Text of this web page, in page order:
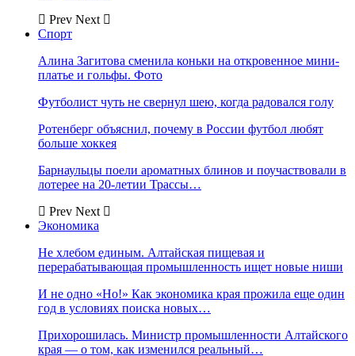
Prev Next
Спорт
Алина Загитова сменила коньки на откровенное мини-
платье и гольфы. Фото
Футболист чуть не свернул шею, когда радовался голу
Ротенберг объяснил, почему в России футбол любят
больше хоккея
Барнаульцы поели ароматных блинов и поучаствовали в
лотерее на 20-летии Трассы…
Prev Next
Экономика
Не хлебом единым. Алтайская пищевая и
перерабатывающая промышленность ищет новые ниши
И не одно «Но!» Как экономика края прожила еще один
год в условиях поиска новых…
Прихорошилась. Министр промышленности Алтайского
края — о том, как изменился реальный…